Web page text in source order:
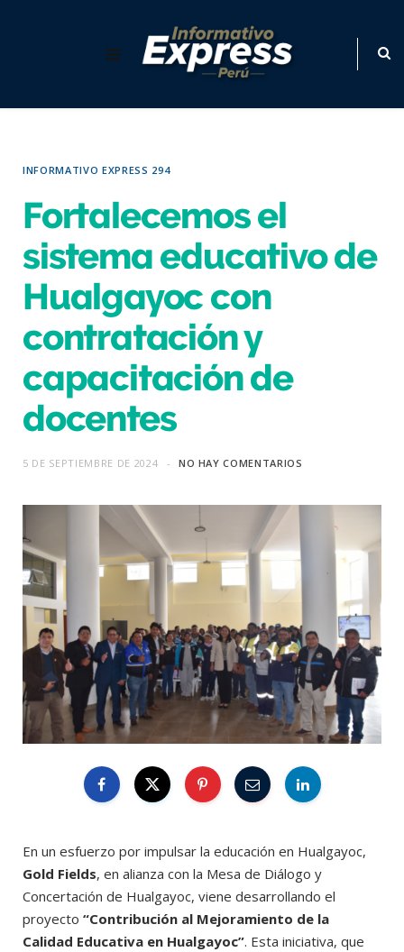
INFORMATIVO EXPRESS 294
Fortalecemos el
sistema educativo de
Hualgayoc con
contratación y
capacitación de
docentes
5 DE SEPTIEMBRE DE 2024 NO HAY COMENTARIOS
En un esfuerzo por impulsar la educación en Hualgayoc,
Gold Fields, en alianza con la Mesa de Diálogo y
Concertación de Hualgayoc, viene desarrollando el
proyecto “Contribución al Mejoramiento de la
Calidad Educativa en Hualgayoc”. Esta iniciativa, que